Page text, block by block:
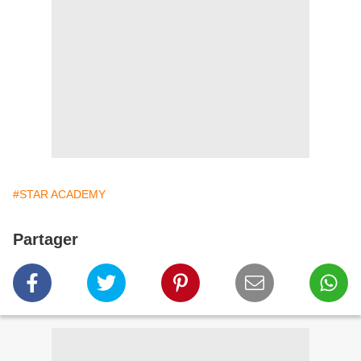
#STAR ACADEMY
Partager